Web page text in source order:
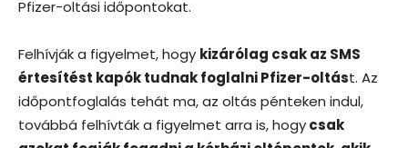
Pfizer-oltási időpontokat.
Felhívják a figyelmet, hogy kizárólag csak az SMS
értesítést kapók tudnak foglalni Pfizer-oltást. Az
időpontfoglalás tehát ma, az oltás pénteken indul,
továbbá felhívták a figyelmet arra is, hogycsak